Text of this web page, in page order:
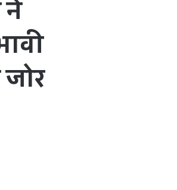
ने